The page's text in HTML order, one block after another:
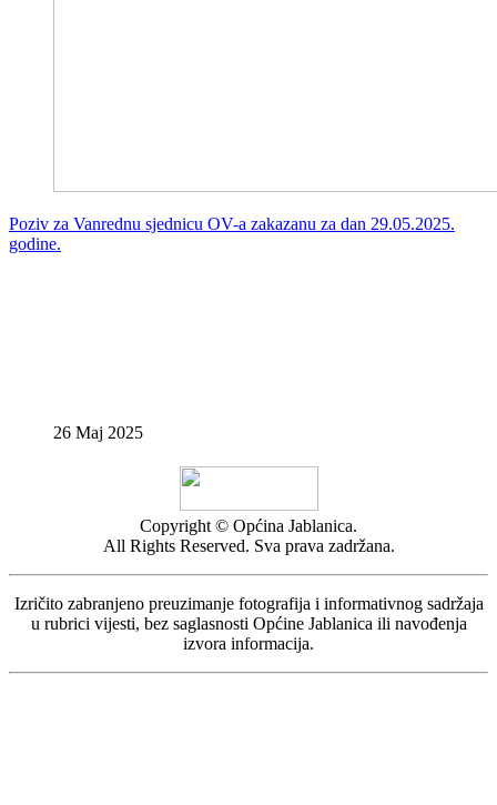
Poziv za Vanrednu sjednicu OV-a zakazanu za dan 29.05.2025.
godine.
26 Maj 2025
Copyright © Općina Jablanica.
All Rights Reserved. Sva prava zadržana.
Izričito zabranjeno preuzimanje fotografija i informativnog sadržaja
u rubrici vijesti, bez saglasnosti Općine Jablanica ili navođenja
izvora informacija.